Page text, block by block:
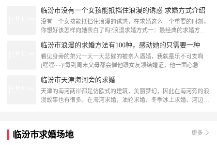
影，所以，想要抓住它的方法是什么呢?一场浪漫的求婚。日出浪
漫求婚简单浪漫的求婚方式--日升时，都有你的陪伴你见过初生的
太阳吗?高挂在天空，金黄的光辉缓缓洒满大地，就像是刚刚出生
临汾市没有一个女孩能抵挡住浪漫的诱惑 求婚方式介绍
没有一个女孩能抵挡住浪漫的诱惑，在求婚这么一个重要的时刻，
你想好该怎样向她表白了吗?浪漫求婚方式一：最经典的求婚方式
样，单膝下跪，对着她深情款款的说：亲爱的，请假给我吧!当然
在求婚之前，可以先和你的她回忆一下你们第一次相识时的场景，
然后深情的求婚。这种求婚方式是众多周知比较浪漫经典的，求婚
临汾市浪漫的求婚方法有100种，感动她的只需要一种
看见身旁的弟兄一天一天悲催的被亲人逼婚，我就是乐不可支啊
(嘿嘿~~)!每到周末父母都会催他跟女友领结婚证，他一面心急，
孩的思绪，房车有但是一拖再拖不跟女朋求婚如同完婚，这年代可
不好得!女生都期待被最爱的人的男孩子宠溺，这场浪漫求婚典礼
是他们憧憬的。浪漫求婚方式有150种，可是打动她的求婚方式只
临汾市天津海河旁的求婚
天津的海河两岸都是仿欧式的建筑，美丽梦幻，因此在海河旁的浪
漫故事也有很多。在海河求婚，油轮求婚、冬季冰上求婚、河边烟
像邮轮求婚这种求婚方式更适合去天津旅行的情侣，环绕海河的油
临汾市求婚场地 更多